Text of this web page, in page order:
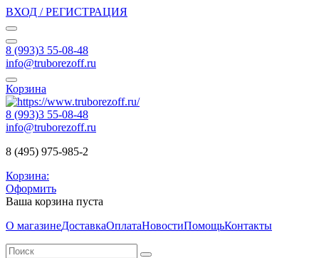
ВХОД / РЕГИСТРАЦИЯ
8 (993)3 55-08-48
info@truborezoff.ru
Корзина
8 (993)3 55-08-48
info@truborezoff.ru
8 (495) 975-985-2
Корзина:
Оформить
Ваша корзина пуста
О магазинеДоставкаОплатаНовостиПомощьКонтакты